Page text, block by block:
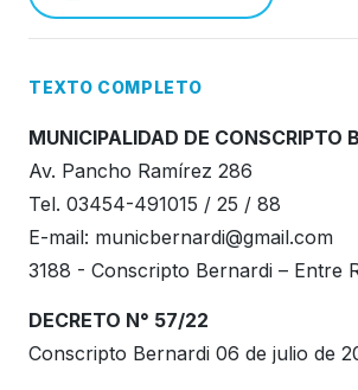
TEXTO COMPLETO
MUNICIPALIDAD DE CONSCRIPTO
Av. Pancho Ramírez 286
Tel. 03454-491015 / 25 / 88
E-mail: municbernardi@gmail.com
3188 - Conscripto Bernardi – Entre
DECRETO N° 57/22
Conscripto Bernardi 06 de julio de